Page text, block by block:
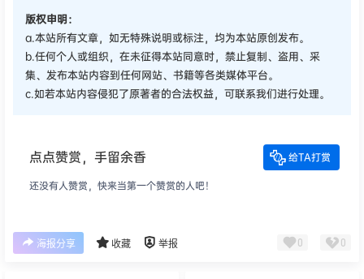
版权申明：
a.本站所有文章，如无特殊说明或标注，均为本站原创发布。
b.任何个人或组织，在未征得本站同意时，禁止复制、盗用、采
集、发布本站内容到任何网站、书籍等各类媒体平台。
c.如若本站内容侵犯了原著者的合法权益，可联系我们进行处理。
点点赞赏，手留余香 给TA打赏
还没有人赞赏，快来当第一个赞赏的人吧！
海报分享 收藏 举报 0 0